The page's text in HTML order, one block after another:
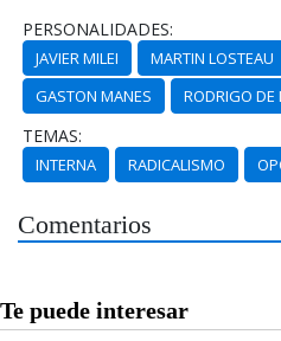
PERSONALIDADES:
JAVIER MILEI MARTIN LOSTEAU
GASTON MANES
RODRIGO DE
TEMAS:
INTERNA RADICALISMO
Comentarios